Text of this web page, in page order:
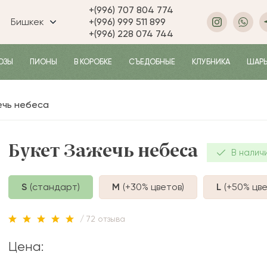
Бишкек
+(996) 707 804 774
+(996) 999 511 899
+(996) 228 074 744
ПИОНЫ В КОРОБКЕ СЪЕДОБНЫЕ КЛУБНИКА
небеса
Букет Зажечь небеса В
S (стандарт) M (+30% цветов) L (+50%
/ 72 отзыва
Цена: